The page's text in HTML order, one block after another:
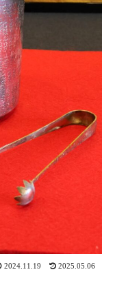
2024.11.19 2025.05.06